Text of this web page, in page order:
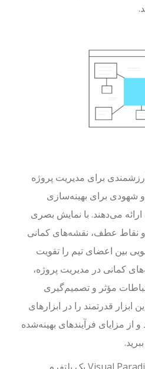
برای مدیریت پروژه
برای بهینه‌سازی
می‌دهند. با نمایش بصری
نقاط عطف، نقشه‌های کمانی
بین اعضای تیم را تقویت
کمانی در مدیریت پروژه،
مؤثر و تصمیم‌گیری
قدرتمند را در ابزارهای
از مزایای فرآیندهای بهینه‌شده